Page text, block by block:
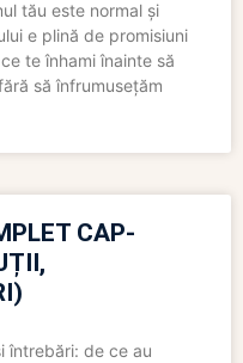
tău este normal și
e plină de promisiuni
te înhami înainte să
să înfrumusețăm
CAP-
întrebări: de ce au